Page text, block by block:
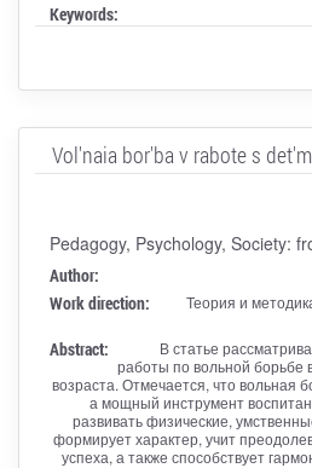
Keywords:
Vol'naia bor'ba v rabote s
Pedagogy, Psychology, Society:
Author:
Work direction:
Теория и
Abstract:
В статье
работы по вольной борьбе
возраста. Отмечается, что вольная
а мощный инструмент
развивать физические,
формирует характер, учит
успеха, а также способствует